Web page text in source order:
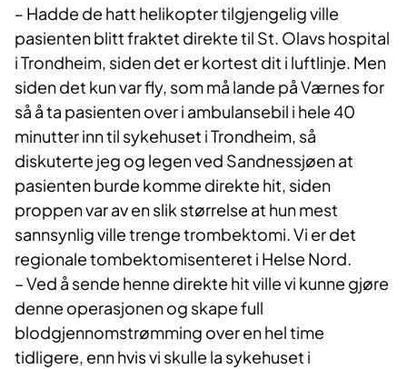
‒ Hadde de hatt helikopter tilgjengelig ville
pasienten blitt fraktet direkte til St. Olavs hospital
i Trondheim, siden det er kortest dit i luftlinje. Men
siden det kun var fly, som må lande på Værnes for
så å ta pasienten over i ambulansebil i hele 40
minutter inn til sykehuset i Trondheim, så
diskuterte jeg og legen ved Sandnessjøen at
pasienten burde komme direkte hit, siden
proppen var av en slik størrelse at hun mest
sannsynlig ville trenge trombektomi. Vi er det
regionale tombektomisenteret i Helse Nord.
– Ved å sende henne direkte hit ville vi kunne gjøre
denne operasjonen og skape full
blodgjennomstrømming over en hel time
tidligere, enn hvis vi skulle la sykehuset i